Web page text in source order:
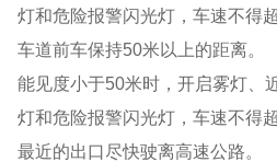
灯和危险报警闪光灯，车速不得
车道前车保持50米以上的距离。
能见度小于50米时，开启雾灯、
灯和危险报警闪光灯，车速不得
最近的出口尽快驶离高速公路。